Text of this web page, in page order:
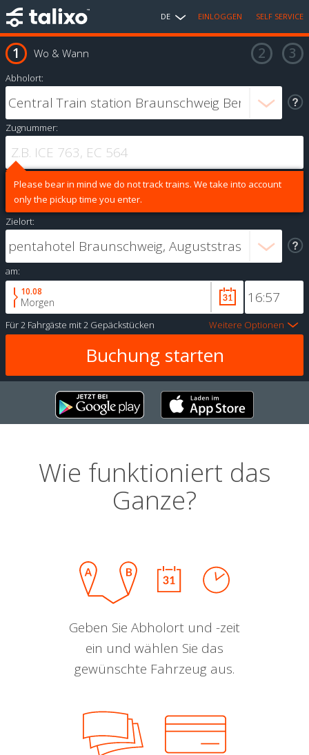
DE EINLOGGEN SELF SERVICE
Wo & Wann
Abholort:
Zugnummer:
Please bear in mind we do not track trains. We take into account
only the pickup time you enter.
Zielort:
am:
10.08
Morgen
Für2 Fahrgäste mit2 Gepäckstücken Weitere Optionen
Wie funktioniert das
Ganze?
Geben Sie Abholort und -zeit
ein und wählen Sie das
gewünschte Fahrzeug aus.